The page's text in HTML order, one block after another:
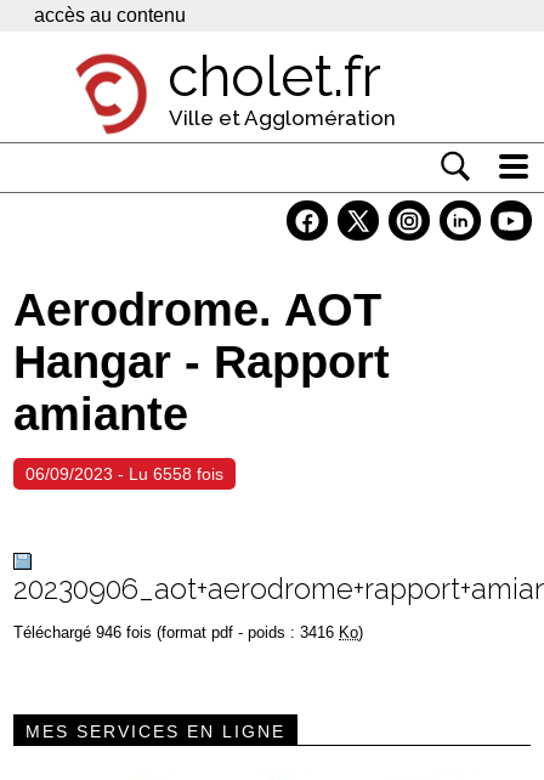
Panneau de gestion des cookies
accès au contenu
cholet.fr
Ville et Agglomération
Economie
Services
Contacts
Aerodrome. AOT
Hangar - Rapport
amiante
06/09/2023 - Lu 6558 fois
Téléchargé 946 fois (format pdf - poids : 3416 Ko)
MES SERVICES EN LIGNE